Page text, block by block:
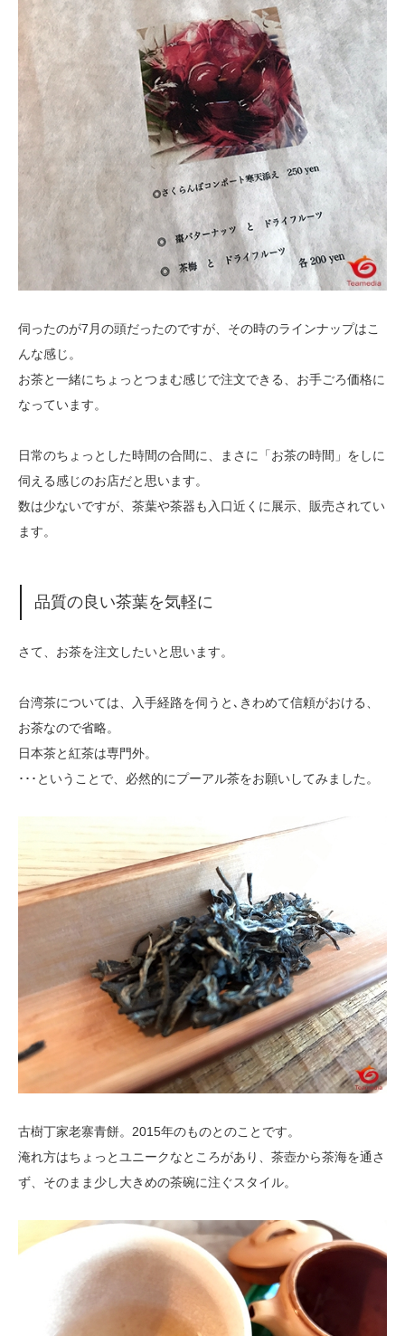
伺ったのが7月の頭だったのですが、その時のラインナップはこ
んな感じ。
お茶と一緒にちょっとつまむ感じで注文できる、お手ごろ価格に
なっています。
日常のちょっとした時間の合間に、まさに「お茶の時間」をしに
伺える感じのお店だと思います。
数は少ないですが、茶葉や茶器も入口近くに展示、販売されてい
ます。
品質の良い茶葉を気軽に
さて、お茶を注文したいと思います。
台湾茶については、入手経路を伺うと､きわめて信頼がおける、
お茶なので省略。
日本茶と紅茶は専門外。
･･･ということで、必然的にプーアル茶をお願いしてみました。
古樹丁家老寨青餅。2015年のものとのことです。
淹れ方はちょっとユニークなところがあり、茶壺から茶海を通さ
ず、そのまま少し大きめの茶碗に注ぐスタイル。